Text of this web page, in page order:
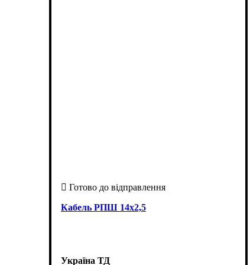
Кабель РПШ 14х2,5
Україна ТД